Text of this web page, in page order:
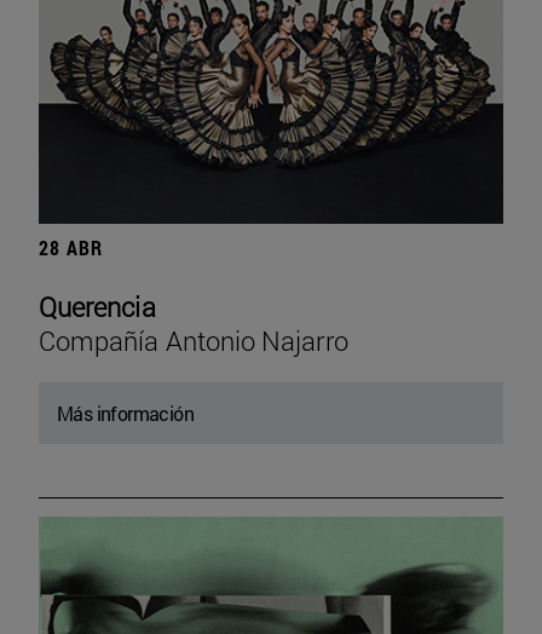
28 ABR
Querencia
Compañía Antonio Najarro
Más información